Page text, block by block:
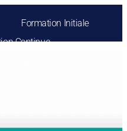
Formation Initiale
Continue